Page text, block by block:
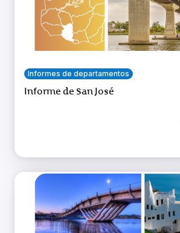
Informes de departamentos
Informe de San José